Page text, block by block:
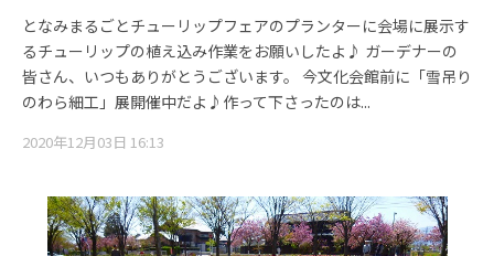
となみまるごとチューリップフェアのプランターに会場に展示す
るチューリップの植え込み作業をお願いしたよ♪ ガーデナーの
皆さん、いつもありがとうございます。 今文化会館前に「雪吊り
のわら細工」展開催中だよ♪作って下さったのは...
2020年12月03日 16:13